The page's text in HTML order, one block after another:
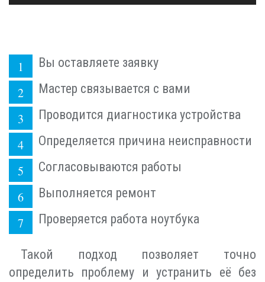
Вы оставляете заявку
Мастер связывается с вами
Проводится диагностика устройства
Определяется причина неисправности
Согласовываются работы
Выполняется ремонт
Проверяется работа ноутбука
Такой подход позволяет точно
определить проблему и устранить её без